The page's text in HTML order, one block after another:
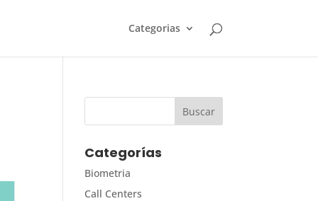
Categorias
Categorías
Biometria
Call Centers